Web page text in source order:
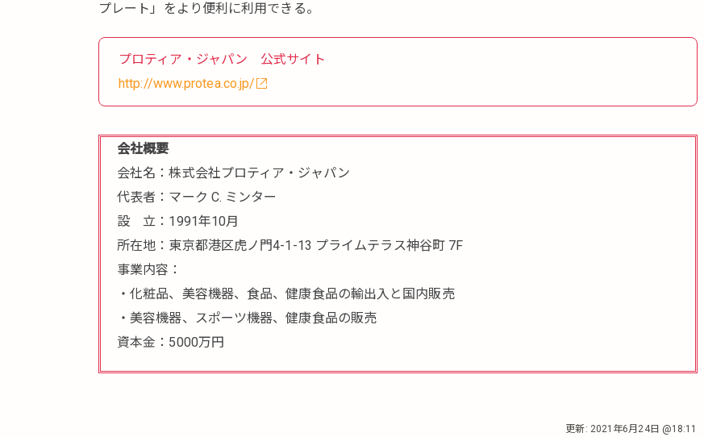
プレート」をより便利に利用できる。
プロティア・ジャパン 公式サイト
http://www.protea.co.jp/
会社概要
会社名：株式会社プロティア・ジャパン
代表者：マーク C. ミンター
設 立：1991年10月
所在地：東京都港区虎ノ門4-1-13 プライムテラス神谷町 7F
事業内容：
・化粧品、美容機器、食品、健康食品の輸出入と国内販売
・美容機器、スポーツ機器、健康食品の販売
資本金：5000万円
更新: 2021年6月24日 @18:11